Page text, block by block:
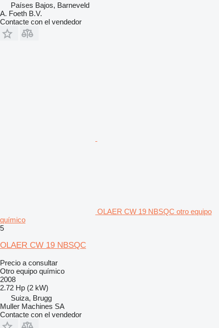
Países Bajos, Barneveld
A. Foeth B.V.
Contacte con el vendedor
OLAER CW 19 NBSQC otro equipo
químico
5
OLAER CW 19 NBSQC
Precio a consultar
Otro equipo químico
2008
2.72 Hp (2 kW)
Suiza, Brugg
Muller Machines SA
Contacte con el vendedor